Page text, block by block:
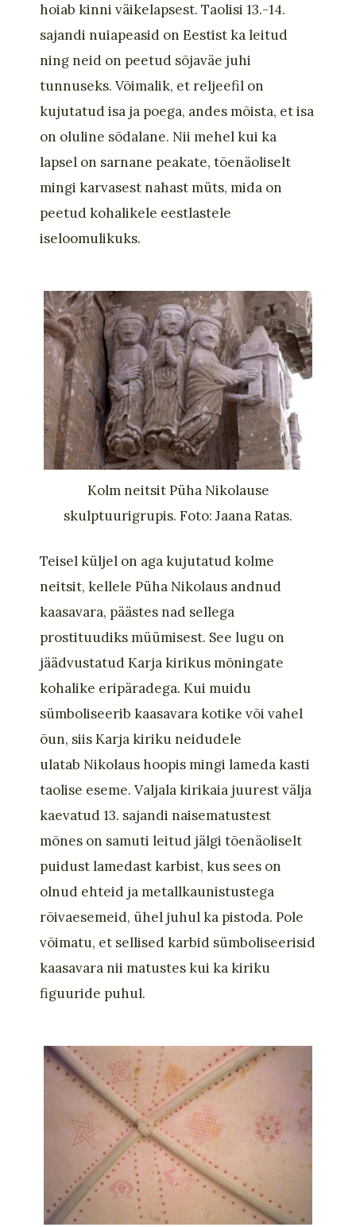
hoiab kinni väikelapsest. Taolisi 13.-14.
sajandi nuiapeasid on Eestist ka leitud
ning neid on peetud sõjaväe juhi
tunnuseks. Võimalik, et reljeefil on
kujutatud isa ja poega, andes mõista, et isa
on oluline sõdalane. Nii mehel kui ka
lapsel on sarnane peakate, tõenäoliselt
mingi karvasest nahast müts, mida on
peetud kohalikele eestlastele
iseloomulikuks.
Kolm neitsit Püha Nikolause
skulptuurigrupis. Foto: Jaana Ratas.
Teisel küljel on aga kujutatud kolme
neitsit, kellele Püha Nikolaus andnud
kaasavara, päästes nad sellega
prostituudiks müümisest. See lugu on
jäädvustatud Karja kirikus mõningate
kohalike eripäradega. Kui muidu
sümboliseerib kaasavara kotike või vahel
õun, siis Karjakiriku neidudele
ulatab Nikolaushoopis mingi lameda kasti
taolise eseme. Valjala kirikaia juurest välja
kaevatud 13. sajandi naisematustest
mõnes on samuti leitud jälgi tõenäoliselt
puidust lamedast karbist, kus sees on
olnud ehteid ja metallkaunistustega
rõivaesemeid, ühel juhul ka pistoda. Pole
võimatu, et sellised karbid sümboliseerisid
kaasavara nii matustes kui ka kiriku
figuuride puhul.